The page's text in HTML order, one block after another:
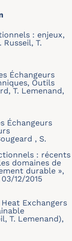
: enjeux,
T.
Échangeurs
Outils
T. Lemenand,
Échangeurs
, S.
: récents
domaines de
durable »,
12/2015
Exchangers
T. Lemenand),